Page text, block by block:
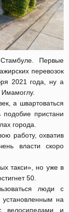
Первые
перевозок
2021 года, ну а
а швартоваться
подобие пристани
города.
работу, охватив
власти скоро
такси», но уже в
50.
люди с
установленным на
велосипедами и